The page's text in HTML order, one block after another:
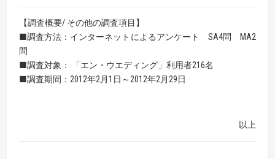
【調査概要/ その他の調査項目】
■調査方法：インターネットによるアンケート SA4問 MA2
問
■調査対象： 「エン・ウエディング」利用者216名
■調査期間：2012年2月1日～2012年2月29日
以上